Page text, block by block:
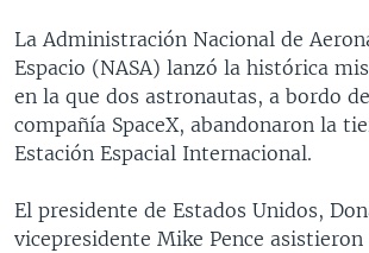
ENTRETENIMIENTO
La Administración Nacional de
Espacio (NASA) lanzó la histórica
en la que dos astronautas, a bordo
compañía SpaceX, abandonaron la
Estación Espacial Internacional.
El presidente de Estados Unidos,
vicepresidente Mike Pence